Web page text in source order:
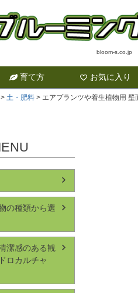
bloom-s.co.jp
育て方 お気に入り
土・肥料 エアプランツや着生植物用
の種類から選
潔感のある観
ロカルチャ